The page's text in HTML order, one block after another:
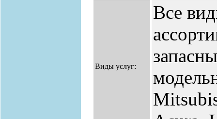
Виды услуг:
Все